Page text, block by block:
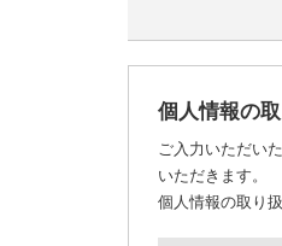
個人情報の
ご入力いただい
いただきます。
個人情報の取り